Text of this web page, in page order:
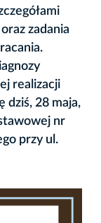
zadania
realizacji
dziś, 28 maja,
nr
przy ul.